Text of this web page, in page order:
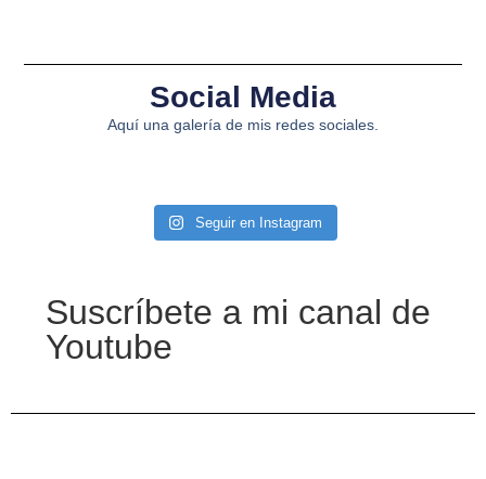
Social Media
Aquí una galería de mis redes sociales.
Seguir en Instagram
Suscríbete a mi canal de
Youtube